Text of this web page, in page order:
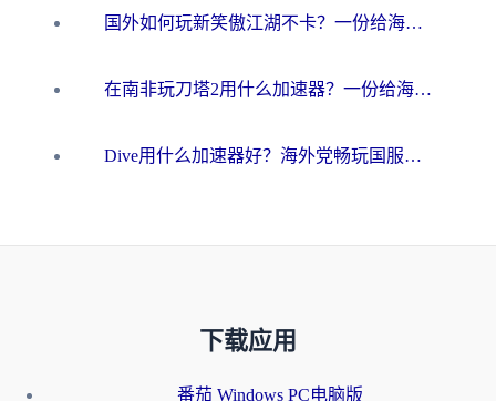
国外如何玩新笑傲江湖不卡？一份给海外游子的终极网络指南
在南非玩刀塔2用什么加速器？一份给海外游子的终极生存指南
Dive用什么加速器好？海外党畅玩国服游戏的终极避坑指南
下载应用
番茄 Windows PC电脑版